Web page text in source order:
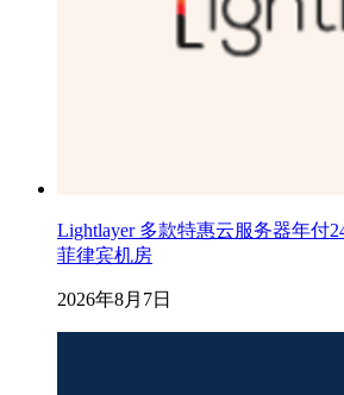
Lightlayer 多款特惠云服务器年付
菲律宾机房
2026年8月7日